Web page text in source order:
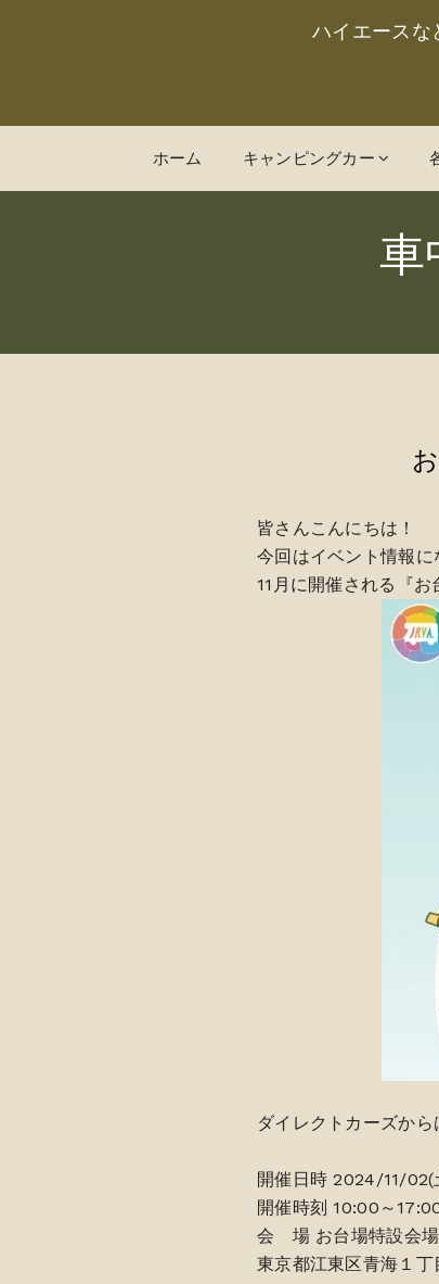
ハイエースな
ホーム キャンピングカー
車
皆さんこんにちは！
今回はイベント情報に
11月に開催される『
ダイレクトカーズか
開催日時 2024/11/
開催時刻 10:00～
会 場 お台場特設会場
東京都江東区青海１